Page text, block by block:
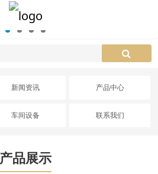
新闻资讯 产品中心
车间设备 联系我们
产品展示